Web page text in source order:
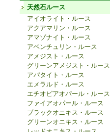
天然石ルース
アイオライト・ルース
アクアマリン・ルース
アマゾナイト・ルース
アベンチュリン・ルース
アメジスト・ルース
グリーンアメジスト・ルース
アパタイト・ルース
エメラルド・ルース
エチオピアオパール・ルース
ファイアオパール・ルース
ブラックオニキス・ルース
グリーンオニキス・ルース